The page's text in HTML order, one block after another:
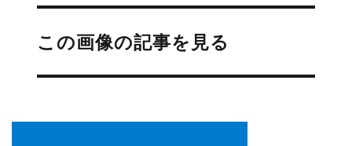
投
ナ
ビ
ー
この画像の記事を見る